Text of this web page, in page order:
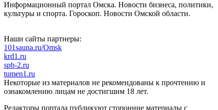
Информационный портал Омска. Новости бизнеса, политики,
культуры и спорта. Гороскоп. Новости Омской области.
Наши сайты партнеры:
101sauna.ru/Omsk
krd1.ru
spb-2.ru
tumen1.ru
Некоторые из материалов не рекомендованы к прочтению и
ознакомлению лицам не достигшим 18 лет.
Редакторы портала публикуют сторонние материалы с